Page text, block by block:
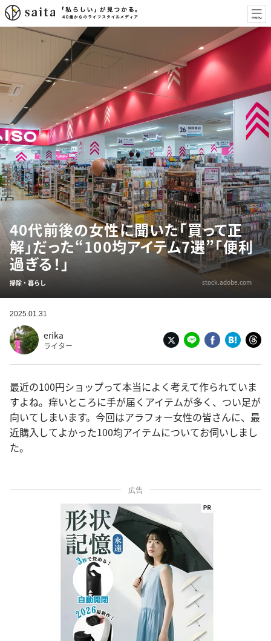
40代前後の女性に聞いた「買って正
解」だった“100均アイテム7選”「便利
過ぎる！」
掃除・暮らし stock.adobe.com
2025.01.31
erika
ライター
最近の100円ショップって本当によく考えて作られていま
すよね。痒いところに手が届くアイテムが多く、つい足が
向いてしまいます。今回はアラフォー女性の皆さんに、最
近購入してよかった100均アイテムについてお伺いしまし
た。
広告